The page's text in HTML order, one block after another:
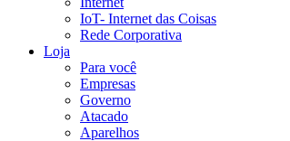
IoT- Internet das Coisas
Rede Corporativa
Loja
Para você
Empresas
Governo
Atacado
Aparelhos